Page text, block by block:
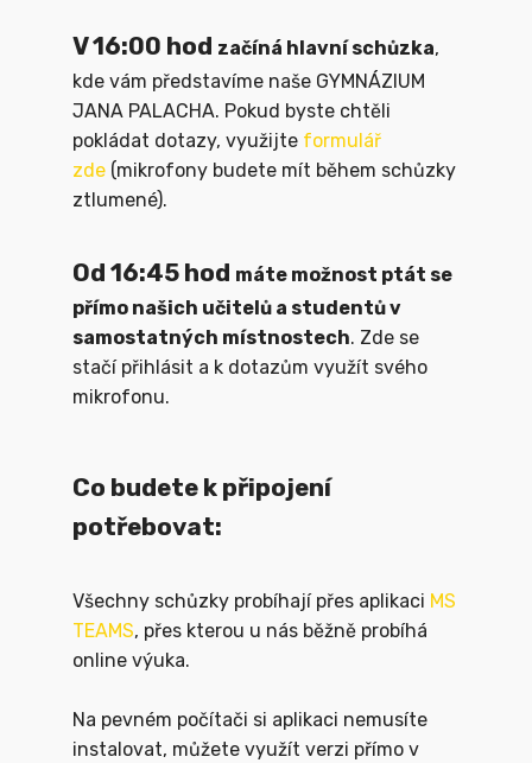
V 16:00 hod začíná hlavní schůzka,
kde vám představíme naše GYMNÁZIUM
JANA PALACHA. Pokud byste chtěli
pokládat dotazy, využijte formulář
zde (mikrofony budete mít během schůzky
ztlumené).
Od 16:45 hod máte možnost ptát se
přímo našich učitelů a studentů v
samostatných místnostech. Zde se
stačí přihlásit a k dotazům využít svého
mikrofonu.
Co budete k připojení
potřebovat:
Všechny schůzky probíhají přes aplikaci MS
TEAMS, přes kterou u nás běžně probíhá
online výuka.
Na pevném počítači si aplikaci nemusíte
instalovat, můžete využít verzi přímo v